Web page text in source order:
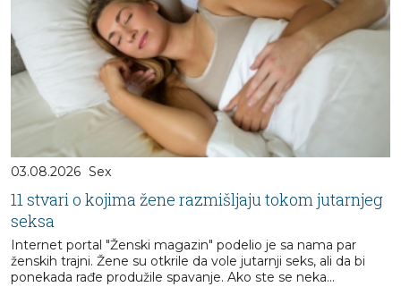
03.08.2026 Sex
11 stvari o kojima žene razmišljaju tokom jutarnjeg
seksa
Internet portal "Ženski magazin" podelio je sa nama par
ženskih trajni. Žene su otkrile da vole jutarnji seks, ali da bi
ponekada rađe produžile spavanje. Ako ste se neka...